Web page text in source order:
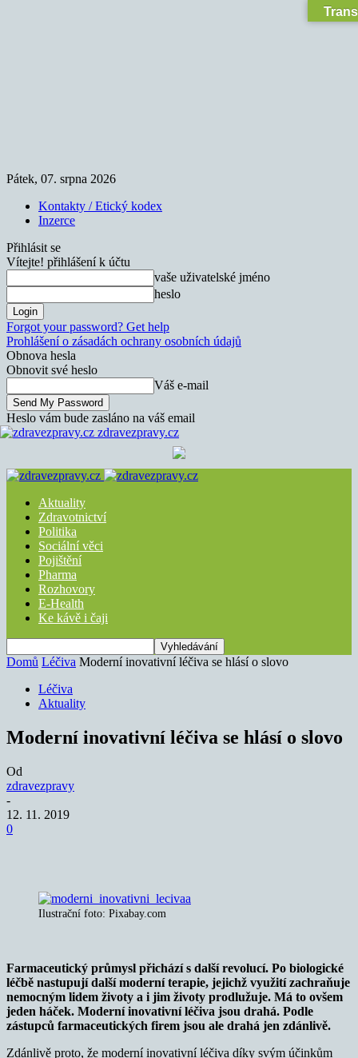
Pátek, 07. srpna 2026
Kontakty / Etický kodex
Inzerce
Přihlásit se
Vítejte! přihlášení k účtu
vaše uživatelské jméno
heslo
Forgot your password? Get help
Prohlášení o zásadách ochrany osobních údajů
Obnova hesla
Obnovit své heslo
Váš e-mail
Heslo vám bude zasláno na váš email
zdravezpravy.cz
Aktuality
Zdravotnictví
Politika
Sociální věci
Pojištění
Pharma
Rozhovory
E-Health
Ke kávě i čaji
Domů Léčiva Moderní inovativní léčiva se hlásí o slovo
Léčiva
Aktuality
Moderní inovativní léčiva se hlásí o slovo
Od
zdravezpravy
-
12. 11. 2019
0
Ilustrační foto: Pixabay.com
Farmaceutický průmysl přichází s další revolucí. Po biologické
léčbě nastupují další moderní terapie, jejichž využití zachraňuje
nemocným lidem životy a i jim životy prodlužuje. Má to ovšem
jeden háček. Moderní inovativní léčiva jsou drahá. Podle
zástupců farmaceutických firem jsou ale drahá jen zdánlivě.
Zdánlivě proto, že moderní inovativní léčiva díky svým účinkům